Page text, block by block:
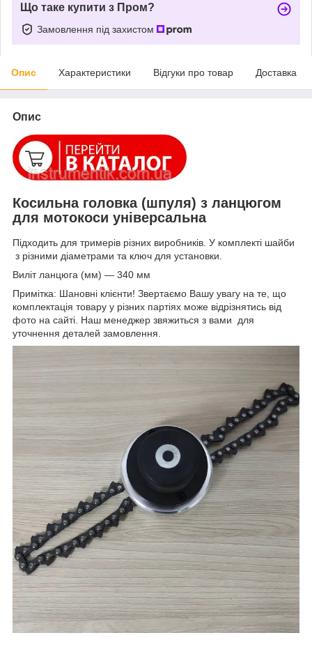
Що таке купити з Пром?
Замовлення під захистом
Опис Характеристики Відгуки про товар Доставка
Опис
Косильна головка (шпуля) з ланцюгом
для мотокоси універсальна
Підходить для тримерів різних виробників. У комплекті шайби
з різними діаметрами та ключ для установки.
Виліт ланцюга (мм) — 340 мм
Примітка: Шановні клієнти! Звертаємо Вашу увагу на те, що
комплектація товару у різних партіях може відрізнятись від
фото на сайті. Наш менеджер звяжиться з вами для
уточнення деталей замовлення.